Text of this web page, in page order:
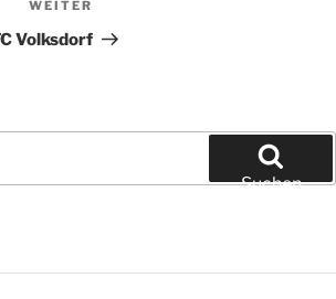
Beitrag
WEITER
Volksdorf
Suchen